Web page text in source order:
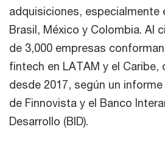
adquisiciones, especialmente
Brasil, México y Colombia. Al
de 3,000 empresas
fintech en LATAM y el Caribe,
desde 2017, según un
de Finnovista y el Banco
Desarrollo (BID).